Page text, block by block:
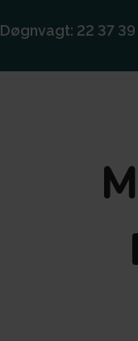
Døgnvagt: 22 37 39